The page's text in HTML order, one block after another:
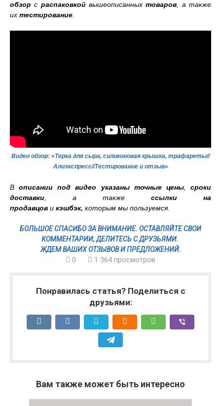
обзорс распаковкойвышеописанныхтоваров, а также
их тестирование.
Видео обзор: «Терка для сыра, силиконовая крышка, трафареты//
Алиэкспресс//Тестирование и отзыв»
В описании под видео указаны точные цены,
сроки
доставки, а также ссылки на
продавцов и кэшбэк, которым мы пользуемся.
БОЛЬШОЕ СПАСИБО ЗА ВНИМАНИЕ. ОСТАВЛЯЙТЕ СВОИ
КОММЕНТАРИИ, ДЕЛИТЕСЬ С ДРУЗЬЯМИ.
ЖДЕМ ВАШИХ ОТЗЫВОВ И ПРЕДЛОЖЕНИЙ.
0 1 364 просмотров
Понравилась статья? Поделиться с
друзьями:
Вам также может быть интересно